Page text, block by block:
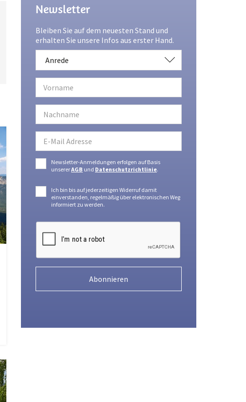
Newsletter
Bleiben Sie auf dem neuesten Stand und
erhalten Sie unsere Infos aus erster Hand.
Anrede
Newsletter-Anmeldungen erfolgen auf Basis
unsererAGB und Datenschutzrichtlinie.
Ich bin bis auf jederzeitigen Widerruf damit
einverstanden, regelmäßig über elektronischen Weg
informiert zu werden.
Abonnieren